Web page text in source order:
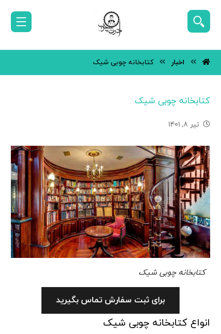
اخبار کتابخانه چوبی شیک
کتابخانه چوبی شیک
تیر 8, 1401
کتابخانه چوبی شیک
برای ثبت سفارش تماس بگیرید
انواع کتابخانه چوبی شیک